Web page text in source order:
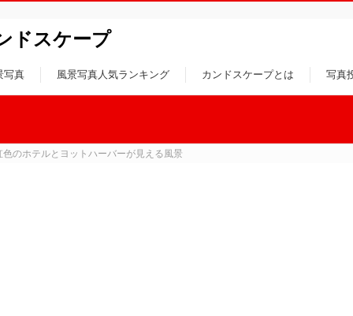
ドスケープ
写真 風景写真人気ランキング カンドスケープとは 写真
色のホテルとヨットハーバーが見える風景